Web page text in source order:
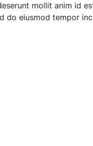
mollit anim id
do eiusmod tempor